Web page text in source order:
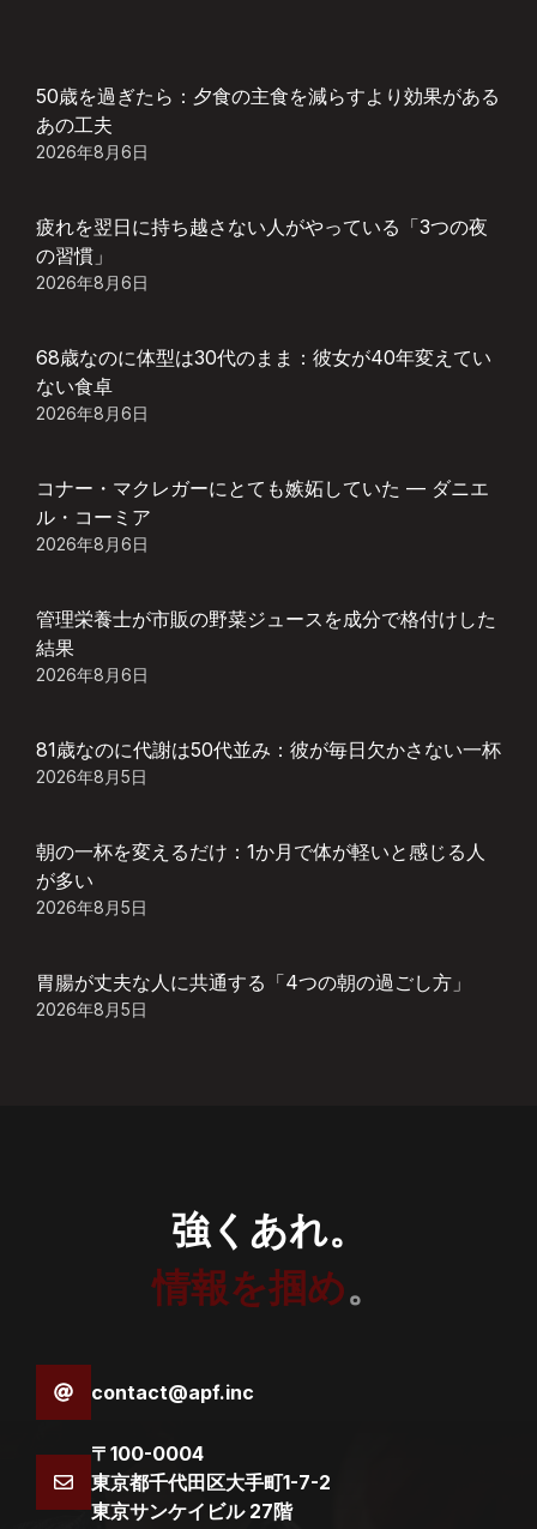
50歳を過ぎたら：夕食の主食を減らすより効果がある
あの工夫
2026年8月6日
疲れを翌日に持ち越さない人がやっている「3つの夜
の習慣」
2026年8月6日
68歳なのに体型は30代のまま：彼女が40年変えてい
ない食卓
2026年8月6日
コナー・マクレガーにとても嫉妬していた — ダニエ
ル・コーミア
2026年8月6日
管理栄養士が市販の野菜ジュースを成分で格付けした
結果
2026年8月6日
81歳なのに代謝は50代並み：彼が毎日欠かさない一杯
2026年8月5日
朝の一杯を変えるだけ：1か月で体が軽いと感じる人
が多い
2026年8月5日
胃腸が丈夫な人に共通する「4つの朝の過ごし方」
2026年8月5日
強くあれ。
情報を掴め。
contact@apf.inc
〒100-0004
東京都千代田区大手町1-7-2
東京サンケイビル 27階